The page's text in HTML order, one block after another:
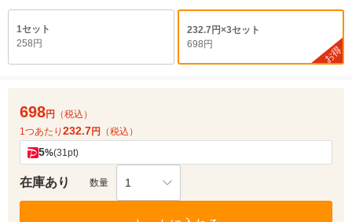
1セット
258円
232.7円×3セット
698円
お得
698円
（税込）
1つあたり 232.7円 （税込）
5%(31pt)
在庫あり 数量 1